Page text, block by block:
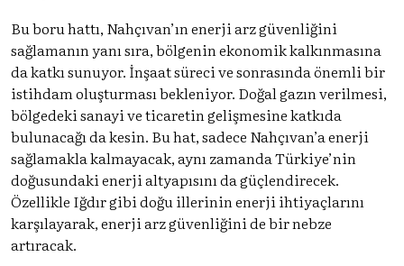
Bu boru hattı, Nahçıvan’ın enerji arz güvenliğini
sağlamanın yanı sıra, bölgenin ekonomik kalkınmasına
da katkı sunuyor. İnşaat süreci ve sonrasında önemli bir
istihdam oluşturması bekleniyor. Doğal gazın verilmesi,
bölgedeki sanayi ve ticaretin gelişmesine katkıda
bulunacağı da kesin. Bu hat, sadece Nahçıvan’a enerji
sağlamakla kalmayacak, aynı zamanda Türkiye’nin
doğusundaki enerji altyapısını da güçlendirecek.
Özellikle Iğdır gibi doğu illerinin enerji ihtiyaçlarını
karşılayarak, enerji arz güvenliğini de bir nebze
artıracak.